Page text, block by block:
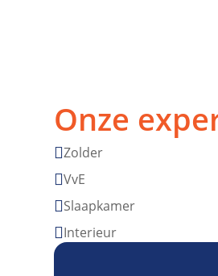
Onze
Zolder
VvE
Slaapkamer
Interieur